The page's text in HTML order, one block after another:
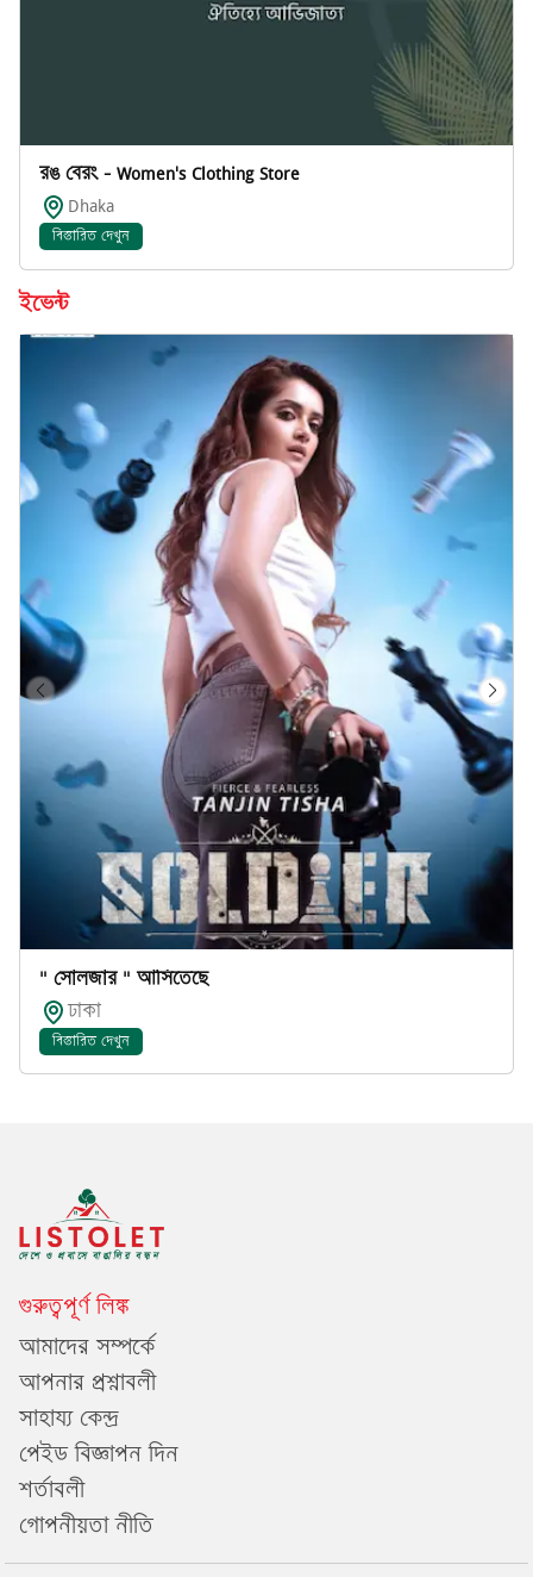
রঙ বেরং - Women's Clothing Store
Dhaka
বিস্তারিত দেখুন
ইভেন্ট
" সোলজার " আসিতেছে
ঢাকা
বিস্তারিত দেখুন
গুরুত্বপূর্ণ লিঙ্ক
আমাদের সম্পর্কে
আপনার প্রশ্নাবলী
সাহায্য কেন্দ্র
পেইড বিজ্ঞাপন দিন
শর্তাবলী
গোপনীয়তা নীতি